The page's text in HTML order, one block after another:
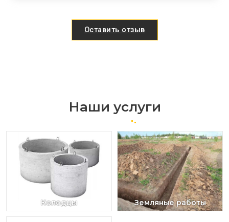
Оставить отзыв
Наши услуги
Колодцы Земляные работы